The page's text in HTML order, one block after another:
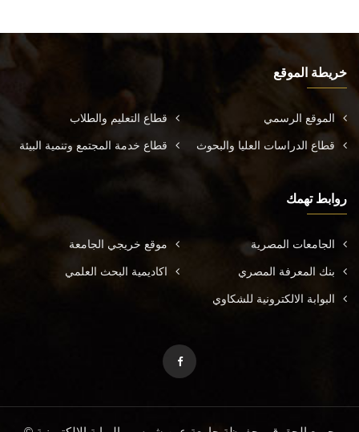
خريطة الموقع
الموقع الرسمي قطاع التعليم والطلاب
قطاع الدراسات العليا والبحوث قطاع خدمة المجتمع وتنمية البيئة
روابط تهمك
الجامعات المصرية موقع خريجي الجامعة
بنك المعرفة المصري اكاديمية البحث العلمي
البوابة الالكترونية للشكاوي